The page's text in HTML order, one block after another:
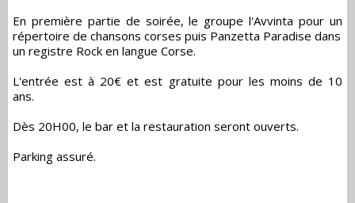
En première partie de soirée, le groupe l'Avvinta pour un
répertoire de chansons corses puis Panzetta Paradise dans
un registre Rock en langue Corse.
L'entrée est à 20€ et est gratuite pour les moins de 10
ans.
Dès 20H00, le bar et la restauration seront ouverts.
Parking assuré.